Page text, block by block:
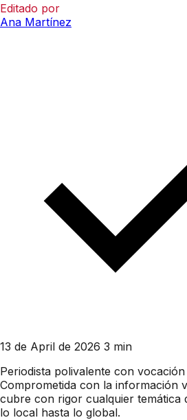
Editado por
Ana Martínez
13 de April de 2026 3 min
Periodista polivalente con
Comprometida con la información
cubre con rigor cualquier temática
lo local hasta lo global.